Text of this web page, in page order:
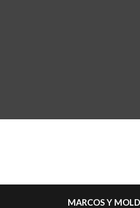
MARCOS Y